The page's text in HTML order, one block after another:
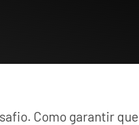
Como garantir